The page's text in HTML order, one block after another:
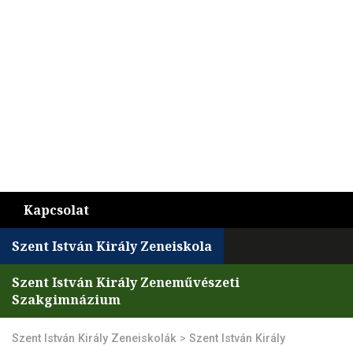
Kapcsolat
Szent István Király Zeneiskola
Szent István Király Zeneművészeti
Szakgimnázium
Szent István Király Zeneiskolák > Szent István Király